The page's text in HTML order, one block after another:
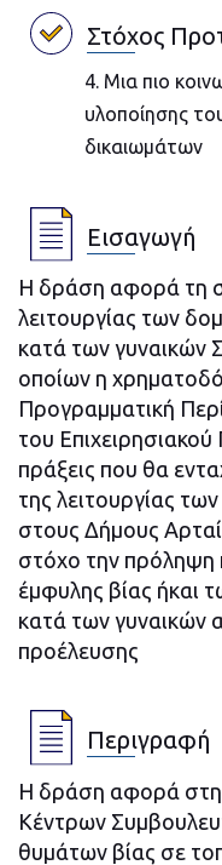
Στόχος
4. Μια πιο
υλοποίησης
δικαιωμάτων
Εισαγωγή
Η δράση αφορά τη
λειτουργίας των
κατά των γυναικών
οποίων η
Προγραμματική
του
πράξεις που θα
της λειτουργίας
στους Δήμους
στόχο την πρόληψη
έμφυλης βίας ήκαι
κατά των γυναικών
προέλευσης
Περιγραφή
Η δράση αφορά στη
Κέντρων
θυμάτων βίας σε